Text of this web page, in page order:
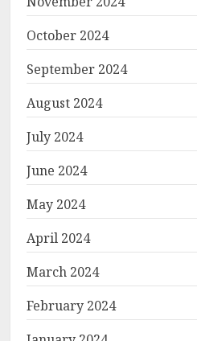
October 2024
September 2024
August 2024
July 2024
June 2024
May 2024
April 2024
March 2024
February 2024